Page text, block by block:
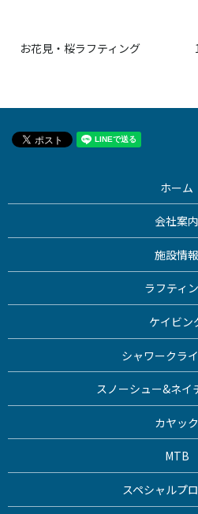
お花見・桜ラフティング
ホーム
会社案内
施設情報
ラフティ
ケイビン
シャワークラ
スノーシュー&ネイ
カヤック
MTB
スペシャルプ